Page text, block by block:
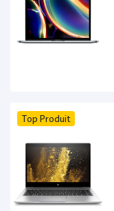
Top Produit